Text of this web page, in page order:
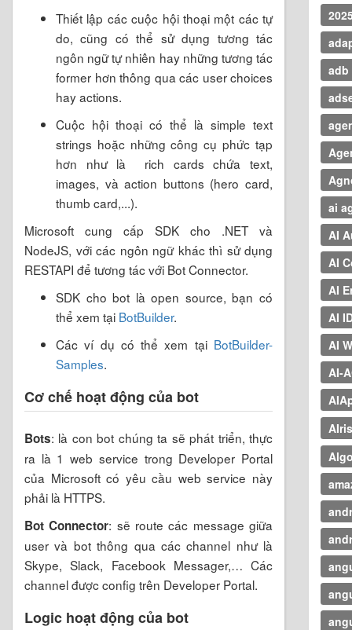
Thiết lập các cuộc hội thoại một các tự
do, cũng có thể sử dụng tương tác
ngôn ngữ tự nhiên hay những tương tác
former hơn thông qua các user choices
hay actions.
Cuộc hội thoại có thể là simple text
strings hoặc những công cụ phức tạp
hơn như là rich cards chứa text,
images, và action buttons (hero card,
thumb card,...).
Microsoft cung cấp SDK cho .NET và
NodeJS, với các ngôn ngữ khác thì sử dụng
RESTAPI để tương tác với Bot Connector.
SDK cho bot là open source, bạn có
thể xem tại BotBuilder.
Các ví dụ có thể xem tại BotBuilder-
Samples.
Cơ chế hoạt động của bot
Bots: là con bot chúng ta sẽ phát triển, thực
ra là 1 web service trong Developer Portal
của Microsoft có yêu cầu web service này
phải là HTTPS.
Bot Connector: sẽ route các message giữa
user và bot thông qua các channel như là
Skype, Slack, Facebook Messager,… Các
channel được config trên Developer Portal.
Logic hoạt động của bot
adb
ai
AI
AI
AI
AI
AI
AI-